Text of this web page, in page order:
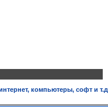
компьютеры, софт и